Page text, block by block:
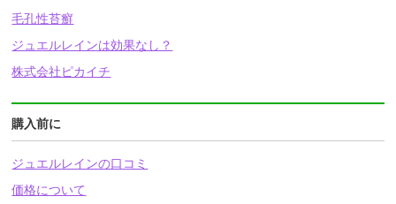
毛孔性苔癬
ジュエルレインは効果なし？
株式会社ピカイチ
購入前に
ジュエルレインの口コミ
価格について